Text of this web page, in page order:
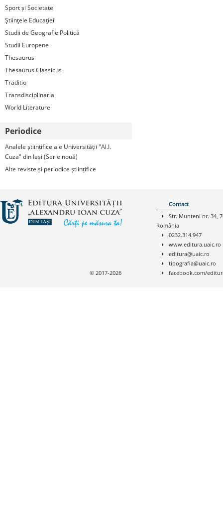
Sport și Societate
Ştiinţele Educaţiei
Studii de Geografie Politică
Studii Europene
Thesaurus
Thesaurus Classicus
Traditio
Transdisciplinaria
World Literature
Periodice
Analele științifice ale Universității "Al.I.
Cuza" din Iași (Serie nouă)
Alte reviste și periodice științifice
Contact
Str. Munteni nr. 34,
România
0232.314.947
www.editura.uaic.ro
editura@uaic.ro
tipografia@uaic.ro
facebook.com/
© 2017-2026